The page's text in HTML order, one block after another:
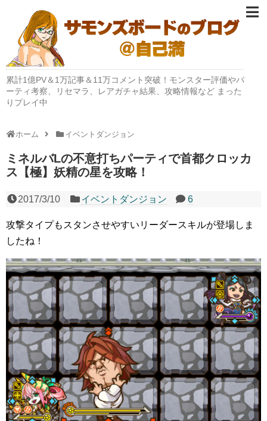
累計1億PV＆1万記事＆11万コメント突破！モンスター評価やパ
ーティ考察、リセマラ、レアガチャ結果、攻略情報など まった
りプレイ中
ホーム イベントダンジョン
ミネルバLの不意打ちパーティで首都クロッカ
ス【極】妖精の星を攻略！
2017/3/10 イベントダンジョン 6
攻撃タイプもスタンさせやすいリーダースキルが登場しま
したね！